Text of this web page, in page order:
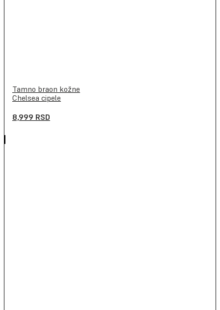
Tamno braon kožne
Chelsea cipele
8,999 RSD